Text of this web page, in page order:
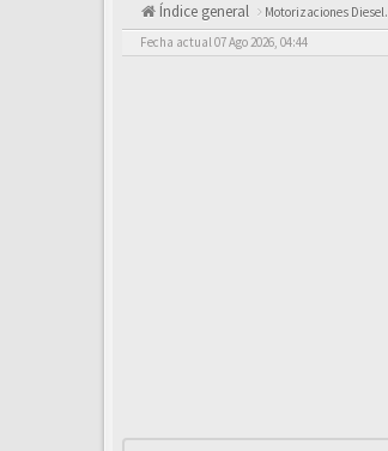
Índice general Motorizaciones Diesel.
Fecha actual 07 Ago 2026, 04:44